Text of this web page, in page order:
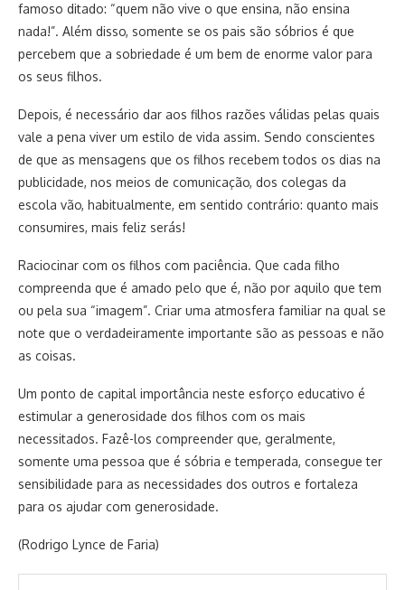
famoso ditado: “quem não vive o que ensina, não ensina
nada!”. Além disso, somente se os pais são sóbrios é que
percebem que a sobriedade é um bem de enorme valor para
os seus filhos.
Depois, é necessário dar aos filhos razões válidas pelas quais
vale a pena viver um estilo de vida assim. Sendo conscientes
de que as mensagens que os filhos recebem todos os dias na
publicidade, nos meios de comunicação, dos colegas da
escola vão, habitualmente, em sentido contrário: quanto mais
consumires, mais feliz serás!
Raciocinar com os filhos com paciência. Que cada filho
compreenda que é amado pelo que é, não por aquilo que tem
ou pela sua “imagem”. Criar uma atmosfera familiar na qual se
note que o verdadeiramente importante são as pessoas e não
as coisas.
Um ponto de capital importância neste esforço educativo é
estimular a generosidade dos filhos com os mais
necessitados. Fazê-los compreender que, geralmente,
somente uma pessoa que é sóbria e temperada, consegue ter
sensibilidade para as necessidades dos outros e fortaleza
para os ajudar com generosidade.
(Rodrigo Lynce de Faria)